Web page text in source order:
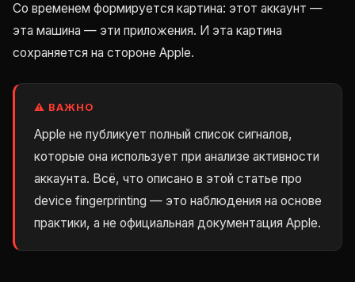
Со временем формируется картина: этот аккаунт —
эта машина — эти приложения. И эта картина
сохраняется на стороне Apple.
⚠️ ВАЖНО
Apple не публикует полный список сигналов,
которые она использует при анализе активности
аккаунта. Всё, что описано в этой статье про
device fingerprinting — это наблюдения на основе
практики, а не официальная документация Apple.